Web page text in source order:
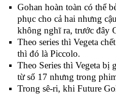
Gohan hoàn toàn có thể
phục cho cả hai nhưng
không nghĩ ra, trước đây
Theo series thì Vegeta
thì đó là Piccolo.
Theo Series thì Vegeta bị
từ số 17 nhưng trong
Trong sê-ri, khi Future